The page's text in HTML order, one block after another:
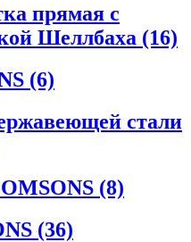
прямая с
Шеллбаха (16)
(6)
стали
(8)
(36)